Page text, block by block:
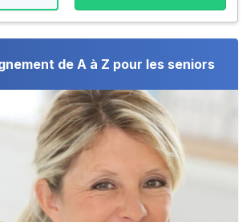
de A à Z pour les seniors